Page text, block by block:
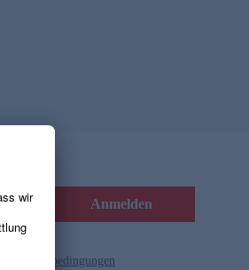
Anmelden
Gutscheinbedingungen